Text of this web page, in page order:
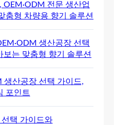
OEM·ODM 전문 생산업
춤형 차량용 향기 솔루션
생산공장 선택
보는 맞춤형 향기 솔루션
생산공장 선택 가이드,
포인트
택 가이드와